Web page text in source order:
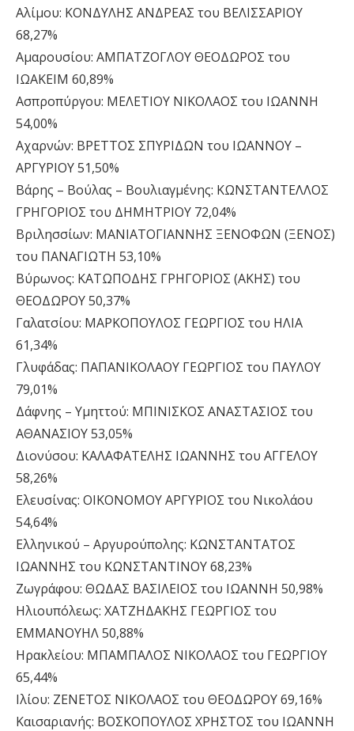
Αλίμου: ΚΟΝΔΥΛΗΣ ΑΝΔΡΕΑΣ του ΒΕΛΙΣΣΑΡΙΟΥ
68,27%
Αμαρουσίου: ΑΜΠΑΤΖΟΓΛΟΥ ΘΕΟΔΩΡΟΣ του
ΙΩΑΚΕΙΜ 60,89%
Ασπροπύργου: ΜΕΛΕΤΙΟΥ ΝΙΚΟΛΑΟΣ του ΙΩΑΝΝΗ
54,00%
Αχαρνών: ΒΡΕΤΤΟΣ ΣΠΥΡΙΔΩΝ του ΙΩΑΝΝΟΥ –
ΑΡΓΥΡΙΟΥ 51,50%
Βάρης – Βούλας – Βουλιαγμένης: ΚΩΝΣΤΑΝΤΕΛΛΟΣ
ΓΡΗΓΟΡΙΟΣ του ΔΗΜΗΤΡΙΟΥ 72,04%
Βριλησσίων: ΜΑΝΙΑΤΟΓΙΑΝΝΗΣ ΞΕΝΟΦΩΝ (ΞΕΝΟΣ)
του ΠΑΝΑΓΙΩΤΗ 53,10%
Βύρωνος: ΚΑΤΩΠΟΔΗΣ ΓΡΗΓΟΡΙΟΣ (ΑΚΗΣ) του
ΘΕΟΔΩΡΟΥ 50,37%
Γαλατσίου: ΜΑΡΚΟΠΟΥΛΟΣ ΓΕΩΡΓΙΟΣ του ΗΛΙΑ
61,34%
Γλυφάδας: ΠΑΠΑΝΙΚΟΛΑΟΥ ΓΕΩΡΓΙΟΣ του ΠΑΥΛΟΥ
79,01%
Δάφνης – Υμηττού: ΜΠΙΝΙΣΚΟΣ ΑΝΑΣΤΑΣΙΟΣ του
ΑΘΑΝΑΣΙΟΥ 53,05%
Διονύσου: ΚΑΛΑΦΑΤΕΛΗΣ ΙΩΑΝΝΗΣ του ΑΓΓΕΛΟΥ
58,26%
Ελευσίνας: ΟΙΚΟΝΟΜΟΥ ΑΡΓΥΡΙΟΣ του Νικολάου
54,64%
Ελληνικού – Αργυρούπολης: ΚΩΝΣΤΑΝΤΑΤΟΣ
ΙΩΑΝΝΗΣ του ΚΩΝΣΤΑΝΤΙΝΟΥ 68,23%
Ζωγράφου: ΘΩΔΑΣ ΒΑΣΙΛΕΙΟΣ του ΙΩΑΝΝΗ 50,98%
Ηλιουπόλεως: ΧΑΤΖΗΔΑΚΗΣ ΓΕΩΡΓΙΟΣ του
ΕΜΜΑΝΟΥΗΛ 50,88%
Ηρακλείου: ΜΠΑΜΠΑΛΟΣ ΝΙΚΟΛΑΟΣ του ΓΕΩΡΓΙΟΥ
65,44%
Ιλίου: ΖΕΝΕΤΟΣ ΝΙΚΟΛΑΟΣ του ΘΕΟΔΩΡΟΥ 69,16%
Καισαριανής: ΒΟΣΚΟΠΟΥΛΟΣ ΧΡΗΣΤΟΣ του ΙΩΑΝΝΗ